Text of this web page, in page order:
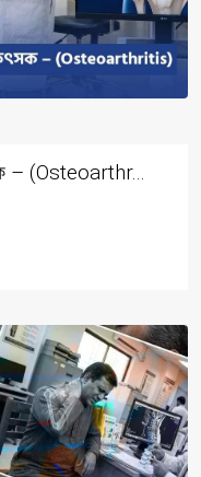
– (Osteoarthr...